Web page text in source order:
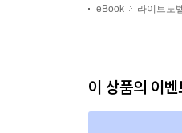
eBook 라이트노
이 상품의 이벤